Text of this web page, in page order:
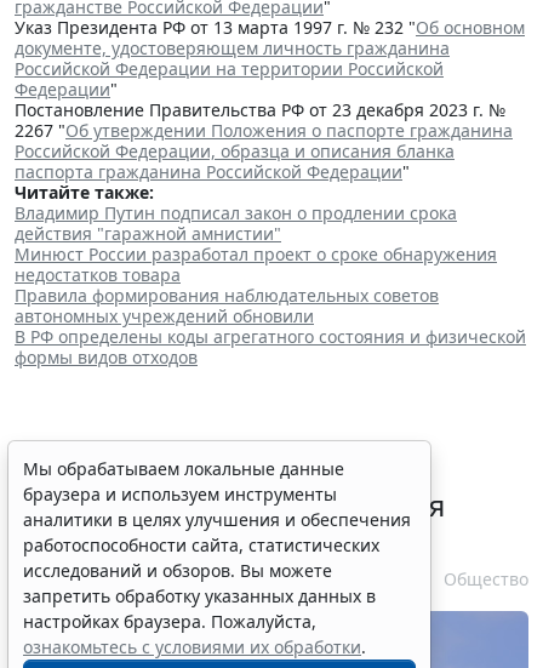
гражданстве Российской Федерации"
Указ Президента РФ от 13 марта 1997 г. № 232 "Об основном
документе, удостоверяющем личность гражданина
Российской Федерации на территории Российской
Федерации"
Постановление Правительства РФ от 23 декабря 2023 г. №
2267 "Об утверждении Положения о паспорте гражданина
Российской Федерации, образца и описания бланка
паспорта гражданина Российской Федерации"
Читайте также:
Владимир Путин подписал закон о продлении срока
действия "гаражной амнистии"
Минюст России разработал проект о сроке обнаружения
недостатков товара
Правила формирования наблюдательных советов
автономных учреждений обновили
В РФ определены коды агрегатного состояния и физической
формы видов отходов
В РФ урегулировали вопросы
использования с/х земель для
сельского туризма
7 августа 2026 16:18 Общество
Мы обрабатываем локальные данные
браузера и используем инструменты
аналитики в целях улучшения и обеспечения
работоспособности сайта, статистических
исследований и обзоров. Вы можете
запретить обработку указанных данных в
настройках браузера. Пожалуйста,
ознакомьтесь с условиями их обработки.